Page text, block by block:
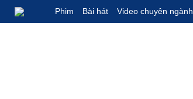
Phim Bài hát Video chuyên ngành